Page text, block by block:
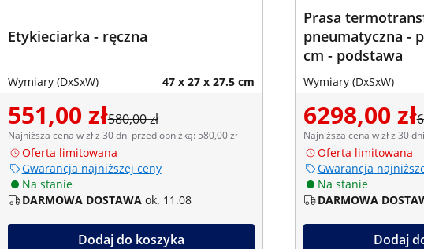
Etykieciarka - ręczna
Wymiary (DxSxW) 47 x 27 x 27.5 cm
551,00 zł580,00 zł
Najniższa cena w zł z 30 dni przed obniżką: 580,00 zł
Oferta limitowana
Gwarancja najniższej ceny
Na stanie
DARMOWA DOSTAWA ok. 11.08
Dodaj do koszyka
Prasa
pneumatyczna -
cm - podstawa
Wymiary (DxSxW)
6298,00 zł
Najniższa cena w zł z 30
Oferta limitowana
Gwarancja
Na stanie
DARMOWA
Dodaj